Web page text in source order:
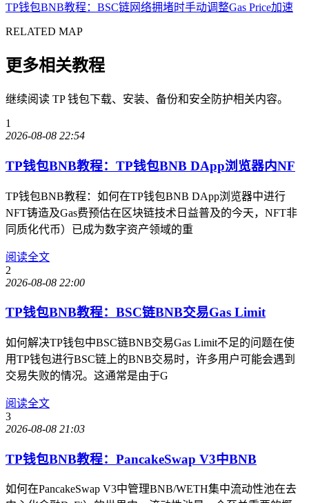
TP钱包BNB教程：BSC链网络拥堵时手动调整Gas Price加速
RELATED MAP
更多相关教程
继续阅读 TP 钱包下载、安装、备份和安全防护相关内容。
1
2026-08-08 22:54
TP钱包BNB教程：TP钱包BNB DApp浏览器内NF
TP钱包BNB教程：如何在TP钱包BNB DApp浏览器中进行
NFT铸造及Gas费预估在区块链技术日益普及的今天，NFT非
同质化代币）已成为数字资产领域的重
阅读全文
2
2026-08-08 22:00
TP钱包BNB教程：BSC链BNB交易Gas Limit
如何解决TP钱包中BSC链BNB交易Gas Limit不足的问题在使
用TP钱包进行BSC链上的BNB交易时，许多用户可能会遇到
交易失败的情况。这通常是由于G
阅读全文
3
2026-08-08 21:03
TP钱包BNB教程：PancakeSwap V3中BNB
如何在PancakeSwap V3中管理BNB/WETH集中流动性池在去